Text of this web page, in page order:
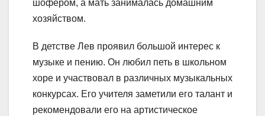
шофером, а мать занималась домашним
хозяйством.
В детстве Лев проявил большой интерес к
музыке и пению. Он любил петь в школьном
хоре и участвовал в различных музыкальных
конкурсах. Его учителя заметили его талант и
рекомендовали его на артистическое